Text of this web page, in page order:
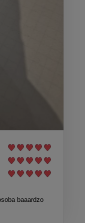
baaardzo